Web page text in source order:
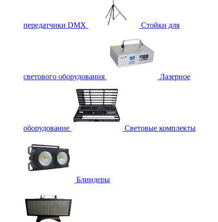
передатчики DMX Стойки для
светового оборудования Лазерное
оборудование Световые комплекты
Блиндеры